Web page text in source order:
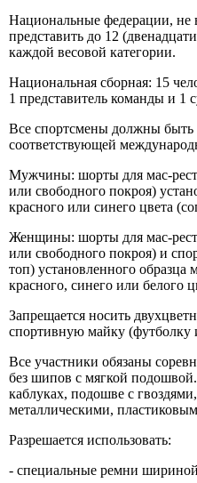
Национальные федерации,
представить до 12
каждой весовой категории.
Национальная сборная: 15
1 представитель команды и 1
Все спортсмены должны быть
соответствующей
Мужчины: шорты для мас-
или свободного покроя)
красного или синего цвета
Женщины: шорты для мас-
или свободного покроя) и
топ) установленного
красного, синего или белого
Запрещается носить
спортивную майку (футболку
Все участники обязаны
без шипов с мягкой
каблуках, подошве с
металлическими,
Разрешается использовать:
- специальные ремни